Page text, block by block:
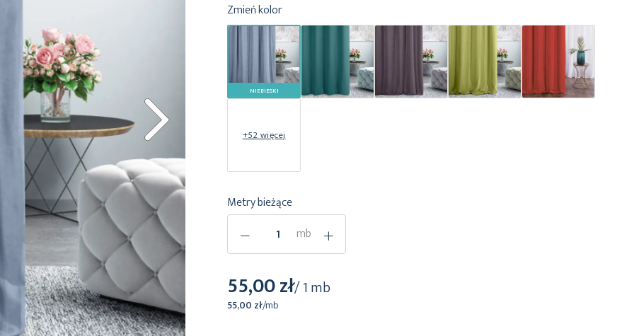
Zmień kolor
NIEBIESKI
+52 więcej
Metry bieżące
- mb +
55,00 zł/ 1 mb
55,00 zł/mb